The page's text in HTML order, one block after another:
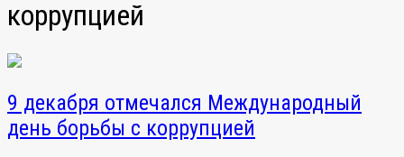
коррупцией
9 декабря отмечался Международный
день борьбы с коррупцией